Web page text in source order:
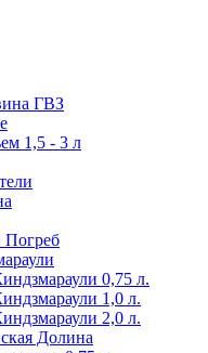
ГВЗ
1,5 - 3 л
Погреб
0,75 л.
1,0 л.
2,0 л.
Долина